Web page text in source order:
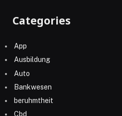
Categories
App
Ausbildung
Auto
Bankwesen
beruhmtheit
Cbd